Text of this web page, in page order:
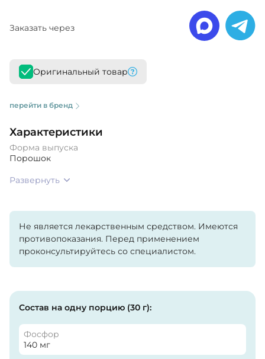
Заказать через
Оригинальный товар
перейти в бренд
Характеристики
Форма выпуска
Порошок
Развернуть
Не является лекарственным средством. Имеются
противопоказания. Перед применением
проконсультируйтесь со специалистом.
Состав на одну порцию (30 г):
Фосфор
140 мг